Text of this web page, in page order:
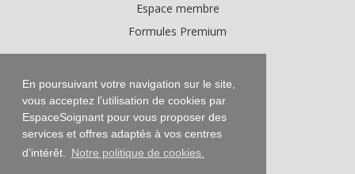
En poursuivant votre navigation sur le site,
vous acceptez l’utilisation de cookies par
EspaceSoignant pour vous proposer des
services et offres adaptés à vos centres
d’intérêt.
Notre politique de cookies.
Espace membre
Formules Premium
Conditions Générales d'Utilisation
Données personnelles
Conditions Générales de Vente
Mentions légales